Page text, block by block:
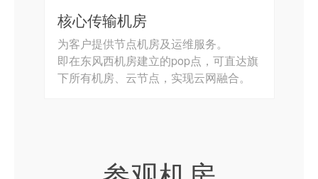
核心传输机房
为客户提供节点机房及运维服务。
即在东风西机房建立的pop点，可直达旗
下所有机房、云节点，实现云网融合。